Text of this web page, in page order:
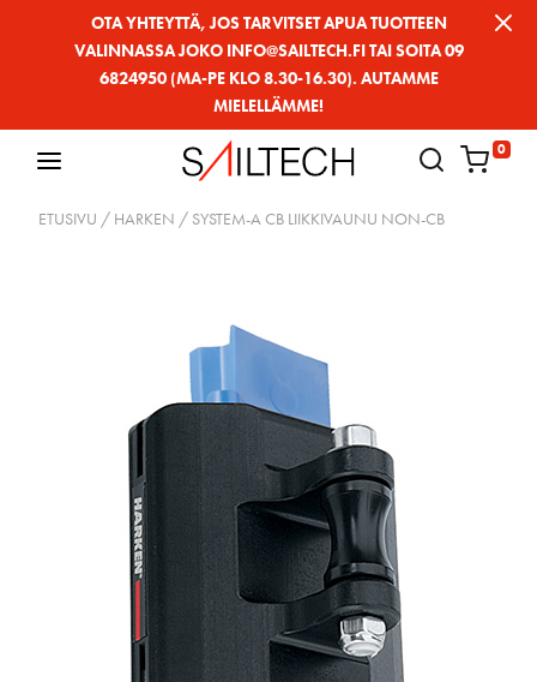
OTA YHTEYTTÄ, JOS TARVITSET APUA TUOTTEEN
VALINNASSA JOKO INFO@SAILTECH.FI TAI SOITA 09
6824950 (MA-PE KLO 8.30-16.30). AUTAMME
MIELELLÄMME!
0
ETUSIVU / HARKEN / SYSTEM-A CB LIIKKIVAUNU NON-CB